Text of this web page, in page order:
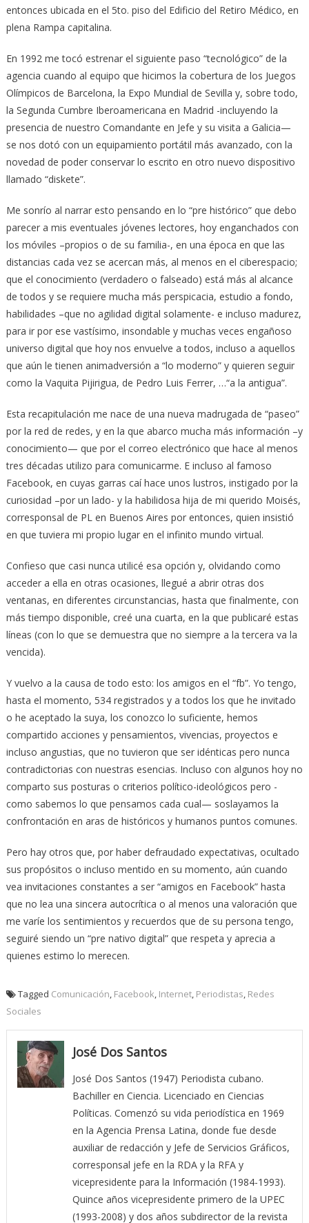
entonces ubicada en el 5to. piso del Edificio del Retiro Médico, en
plena Rampa capitalina.
En 1992 me tocó estrenar el siguiente paso “tecnológico” de la
agencia cuando al equipo que hicimos la cobertura de los Juegos
Olímpicos de Barcelona, la Expo Mundial de Sevilla y, sobre todo,
la Segunda Cumbre Iberoamericana en Madrid -incluyendo la
presencia de nuestro Comandante en Jefe y su visita a Galicia—
se nos dotó con un equipamiento portátil más avanzado, con la
novedad de poder conservar lo escrito en otro nuevo dispositivo
llamado “diskete”.
Me sonrío al narrar esto pensando en lo “pre histórico” que debo
parecer a mis eventuales jóvenes lectores, hoy enganchados con
los móviles –propios o de su familia-, en una época en que las
distancias cada vez se acercan más, al menos en el ciberespacio;
que el conocimiento (verdadero o falseado) está más al alcance
de todos y se requiere mucha más perspicacia, estudio a fondo,
habilidades –que no agilidad digital solamente- e incluso madurez,
para ir por ese vastísimo, insondable y muchas veces engañoso
universo digital que hoy nos envuelve a todos, incluso a aquellos
que aún le tienen animadversión a “lo moderno” y quieren seguir
como la Vaquita Pijirigua, de Pedro Luis Ferrer, …“a la antigua”.
Esta recapitulación me nace de una nueva madrugada de “paseo”
por la red de redes, y en la que abarco mucha más información –y
conocimiento— que por el correo electrónico que hace al menos
tres décadas utilizo para comunicarme. E incluso al famoso
Facebook, en cuyas garras caí hace unos lustros, instigado por la
curiosidad –por un lado- y la habilidosa hija de mi querido Moisés,
corresponsal de PL en Buenos Aires por entonces, quien insistió
en que tuviera mi propio lugar en el infinito mundo virtual.
Confieso que casi nunca utilicé esa opción y, olvidando como
acceder a ella en otras ocasiones, llegué a abrir otras dos
ventanas, en diferentes circunstancias, hasta que finalmente, con
más tiempo disponible, creé una cuarta, en la que publicaré estas
líneas (con lo que se demuestra que no siempre a la tercera va la
vencida).
Y vuelvo a la causa de todo esto: los amigos en el “fb”. Yo tengo,
hasta el momento, 534 registrados y a todos los que he invitado
o he aceptado la suya, los conozco lo suficiente, hemos
compartido acciones y pensamientos, vivencias, proyectos e
incluso angustias, que no tuvieron que ser idénticas pero nunca
contradictorias con nuestras esencias. Incluso con algunos hoy no
comparto sus posturas o criterios político-ideológicos pero -
como sabemos lo que pensamos cada cual— soslayamos la
confrontación en aras de históricos y humanos puntos comunes.
Pero hay otros que, por haber defraudado expectativas, ocultado
sus propósitos o incluso mentido en su momento, aún cuando
vea invitaciones constantes a ser “amigos en Facebook” hasta
que no lea una sincera autocrítica o al menos una valoración que
me varíe los sentimientos y recuerdos que de su persona tengo,
seguiré siendo un “pre nativo digital” que respeta y aprecia a
quienes estimo lo merecen.
Tagged Comunicación, Facebook, Internet, Periodistas, Redes
Sociales
José Dos Santos
José Dos Santos (1947) Periodista cubano.
Bachiller en Ciencia. Licenciado en Ciencias
Políticas. Comenzó su vida periodística en 1969
en la Agencia Prensa Latina, donde fue desde
auxiliar de redacción y Jefe de Servicios Gráficos,
corresponsal jefe en la RDA y la RFA y
vicepresidente para la Información (1984-1993).
Quince años vicepresidente primero de la UPEC
(1993-2008) y dos años subdirector de la revista